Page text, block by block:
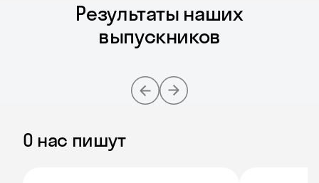
Результаты наших
выпускников
О нас пишут